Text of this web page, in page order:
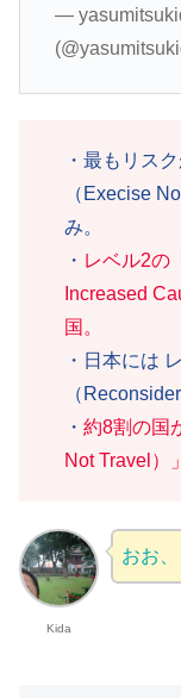
—
・最もリス
（Execise
み。
・ レベル2の
Increased
国。
・日本には
（
・ 約8割の国
Not Travel）
Kida
おお、